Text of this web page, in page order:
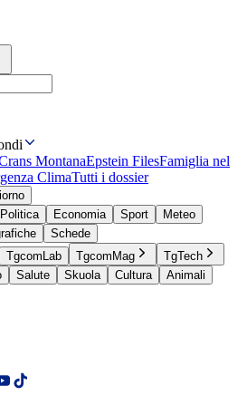
MontanaEpstein FilesFamiglia nel
ClimaTutti i dossier
Politica Economia Sport
Meteo
Schede
TgcomLab TgcomMag
TgTech
Salute Skuola Cultura
Animali